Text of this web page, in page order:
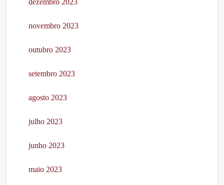
dezembro 2023
novembro 2023
outubro 2023
setembro 2023
agosto 2023
julho 2023
junho 2023
maio 2023